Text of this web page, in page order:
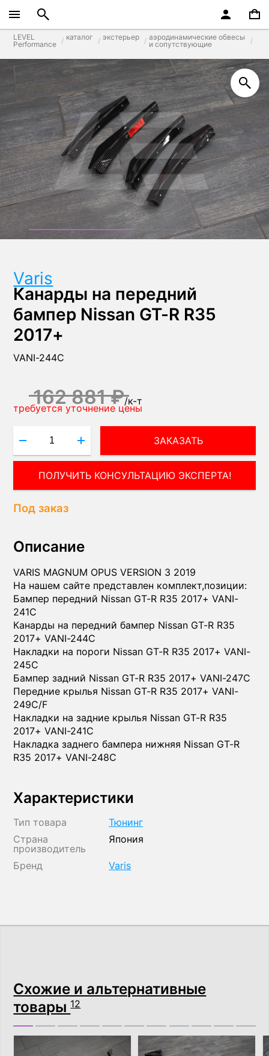
LEVEL
Performance
каталог экстерьер
аэродинамические обвесы
и сопутствующие
Varis
Канарды на передний
бампер Nissan GT-R R35
2017+
VANI-244C
162 881 ₽/к-т
требуется уточнение цены
ЗАКАЗАТЬ
ПОЛУЧИТЬ КОНСУЛЬТАЦИЮ ЭКСПЕРТА!
Под заказ
Описание
VARIS MAGNUM OPUS VERSION 3 2019
На нашем сайте представлен комплект,позиции:
Бампер передний Nissan GT-R R35 2017+ VANI-
241C
Канарды на передний бампер Nissan GT-R R35
2017+ VANI-244C
Накладки на пороги Nissan GT-R R35 2017+ VANI-
245C
Бампер задний Nissan GT-R R35 2017+ VANI-247C
Передние крылья Nissan GT-R R35 2017+ VANI-
249C/F
Накладки на задние крылья Nissan GT-R R35
2017+ VANI-241C
Накладка заднего бампера нижняя Nissan GT-R
R35 2017+ VANI-248C
Характеристики
Тип товара
Тюнинг
Страна
производитель
Япония
Бренд Varis
Схожие и альтернативные
товары12